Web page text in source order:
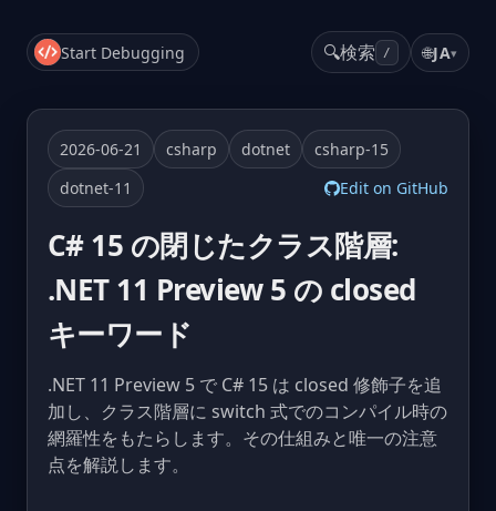
Start Debugging 🔍検索 / 🌐JA▾
2026-06-21 csharp dotnet
csharp-15
dotnet-11
Edit on GitHub
C# 15 の閉じたクラス階層:
.NET 11 Preview 5 の closed
キーワード
.NET 11 Preview 5 で C# 15 は closed 修飾子を追
加し、クラス階層に switch 式でのコンパイル時の
網羅性をもたらします。その仕組みと唯一の注意
点を解説します。